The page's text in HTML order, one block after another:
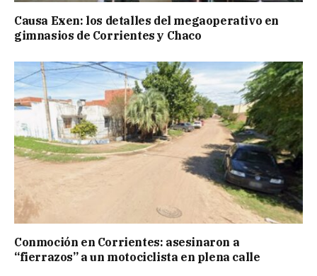
Causa Exen: los detalles del megaoperativo en
gimnasios de Corrientes y Chaco
Conmoción en Corrientes: asesinaron a
“fierrazos” a un motociclista en plena calle